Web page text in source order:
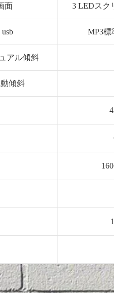
面 3 LEDスク
MP3標
アル傾斜
傾斜